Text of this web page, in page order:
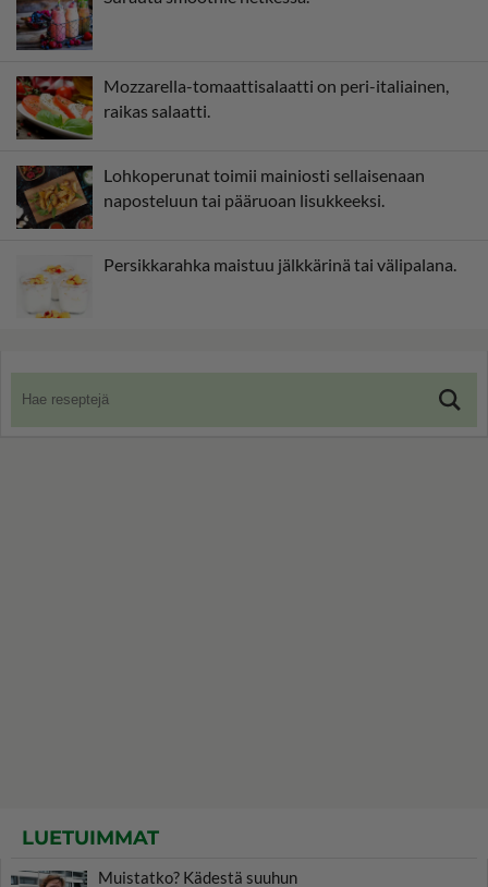
Mozzarella-tomaattisalaatti on peri-italiainen,
raikas salaatti.
Lohkoperunat toimii mainiosti sellaisenaan
naposteluun tai pääruoan lisukkeeksi.
Persikkarahka maistuu jälkkärinä tai välipalana.
LUETUIMMAT
Muistatko? Kädestä suuhun